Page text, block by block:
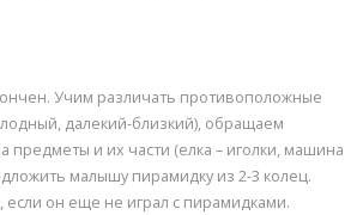
Учим различать противоположные
далекий-близкий), обращаем
предметы и их части (елка – иголки, машина
малышу пирамидку из 2-3 колец.
если он еще не играл с пирамидками.